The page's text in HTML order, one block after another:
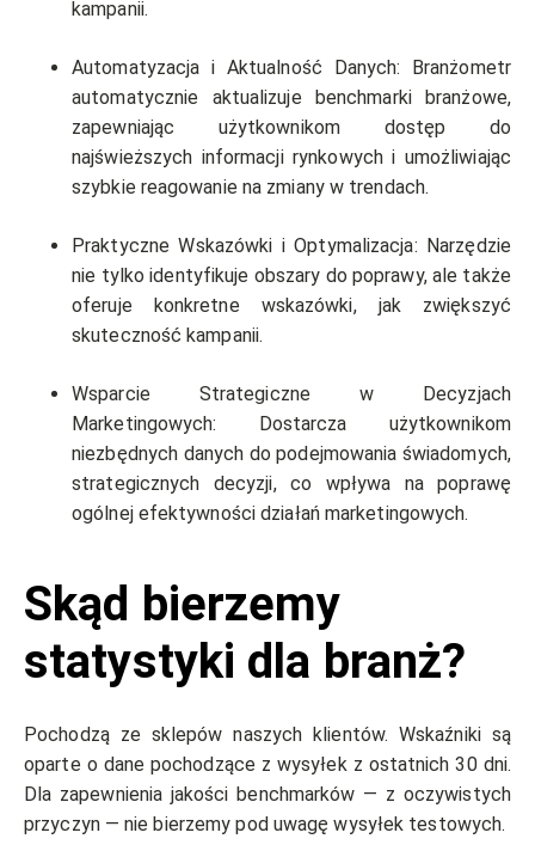
kampanii.
Automatyzacja i Aktualność Danych: Branżometr
automatycznie aktualizuje benchmarki branżowe,
zapewniając użytkownikom dostęp do
najświeższych informacji rynkowych i umożliwiając
szybkie reagowanie na zmiany w trendach.
Praktyczne Wskazówki i Optymalizacja: Narzędzie
nie tylko identyfikuje obszary do poprawy, ale także
oferuje konkretne wskazówki, jak zwiększyć
skuteczność kampanii.
Wsparcie Strategiczne w Decyzjach
Marketingowych: Dostarcza użytkownikom
niezbędnych danych do podejmowania świadomych,
strategicznych decyzji, co wpływa na poprawę
ogólnej efektywności działań marketingowych.
Skąd bierzemy
statystyki dla branż?
Pochodzą ze sklepów naszych klientów. Wskaźniki są
oparte o dane pochodzące z wysyłek z ostatnich 30 dni.
Dla zapewnienia jakości benchmarków — z oczywistych
przyczyn — nie bierzemy pod uwagę wysyłek testowych.